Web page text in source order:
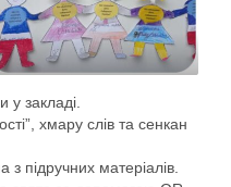
у закладі.
хмару слів та сенкан
підручних матеріалів.